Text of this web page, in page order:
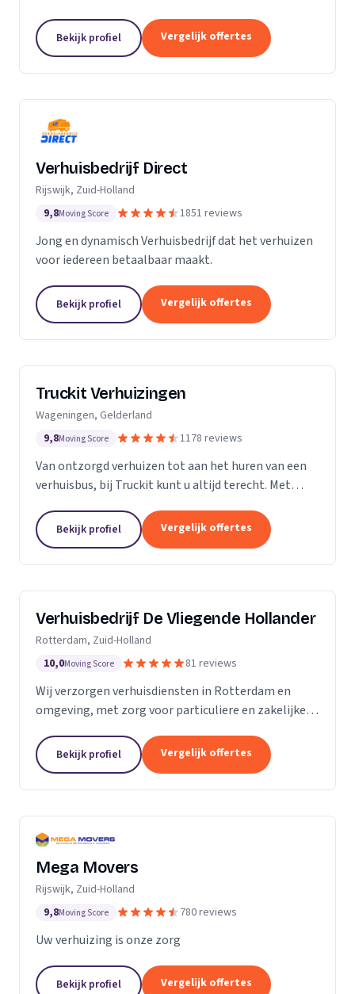
opslag van inboedel, de- en montageservice,...
Bekijk profiel Vergelijk offertes
Verhuisbedrijf Direct
Rijswijk, Zuid-Holland
9,8Moving Score 1851 reviews
Jong en dynamisch Verhuisbedrijf dat het verhuizen
voor iedereen betaalbaar maakt.
Bekijk profiel Vergelijk offertes
Truckit Verhuizingen
Wageningen, Gelderland
9,8Moving Score 1178 reviews
Van ontzorgd verhuizen tot aan het huren van een
verhuisbus, bij Truckit kunt u altijd terecht. Met
klanten geholpen door heel Nederland.
Bekijk profiel Vergelijk offertes
Verhuisbedrijf De Vliegende Hollander
Rotterdam, Zuid-Holland
10,0Moving Score 81 reviews
Wij verzorgen verhuisdiensten in Rotterdam en
omgeving, met zorg voor particuliere en zakelijke
Bekijk profiel Vergelijk offertes
Mega Movers
Rijswijk, Zuid-Holland
9,8Moving Score 780 reviews
Uw verhuizing is onze zorg
Bekijk profiel Vergelijk offertes